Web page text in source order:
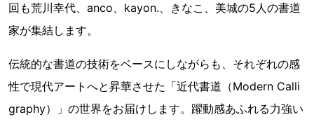
回も荒川幸代、anco、kayon.、きなこ、美城の5人の書道
家が集結します。
伝統的な書道の技術をベースにしながらも、それぞれの感
性で現代アートへと昇華させた「近代書道（Modern Calli
graphy）」の世界をお届けします。躍動感あふれる力強い